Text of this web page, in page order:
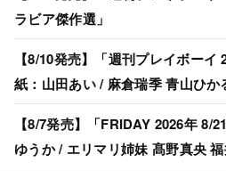
ラビア傑作選」
【8/10発売】「週刊プレイボー
紙：山田あい / 麻倉瑞季 青山ひか
【8/7発売】「FRIDAY 2026年 8/
ゆうか / エリマリ姉妹 髙野真央